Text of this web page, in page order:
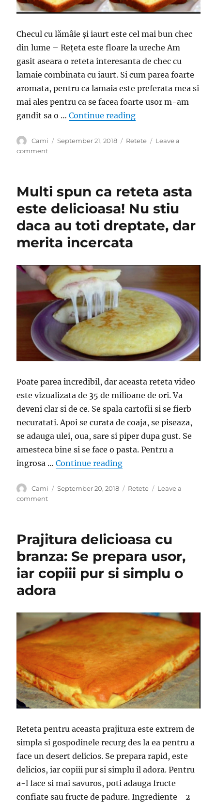
Checul cu lămâie și iaurt este cel mai bun chec
din lume – Rețeta este floare la ureche Am
gasit aseara o reteta interesanta de chec cu
lamaie combinata cu iaurt. Si cum parea foarte
aromata, pentru ca lamaia este preferata mea si
mai ales pentru ca se facea foarte usor m-am
gandit sa o …Continue reading“O rețetă delicioasă:
Author
Cami
Posted
September 21, 2018 Categories
Retete
Leave a
commenton
Chec
pufos
cu
lămâie
și
iaurt
Multi spun ca reteta asta
este delicioasa! Nu stiu
daca au toti dreptate, dar
merita incercata
Poate parea incredibil, dar aceasta reteta video
este vizualizata de 35 de milioane de ori. Va
deveni clar si de ce. Se spala cartofii si se fierb
necuratati. Apoi se curata de coaja, se piseaza,
se adauga ulei, oua, sare si piper dupa gust. Se
amesteca bine si se face o pasta. Pentru a
ingrosa …Continue reading“Multi spun ca reteta
Author
Cami
Posted
September 20, 2018 Categories
Retete
Leave a
commenton
reteta
este
delicioasa!
Nu
stiu
toti
dreptate,
dar
merita
incercata
Prajitura delicioasa cu
branza: Se prepara usor,
iar copiii pur si simplu o
adora
Reteta pentru aceasta prajitura este extrem de
simpla si gospodinele recurg des la ea pentru a
face un desert delicios. Se prepara rapid, este
delicios, iar copiii pur si simplu il adora. Pentru
a-l face si mai savuros, poti adauga fructe
confiate sau fructe de padure. Ingrediente –2